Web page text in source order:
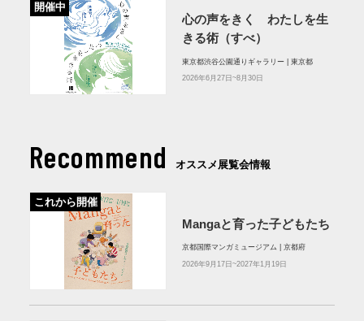
開催中
心の声をきく わたしを生
きる術（すべ）
東京都渋谷公園通りギャラリー | 東京都
2026年6月27日~8月30日
Recommend オススメ展覧会情報
これから開催
Mangaと育った子どもたち
京都国際マンガミュージアム | 京都府
2026年9月17日~2027年1月19日